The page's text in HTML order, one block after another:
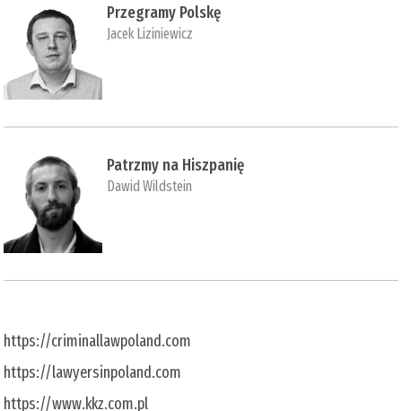
Przegramy Polskę
Jacek Liziniewicz
Patrzmy na Hiszpanię
Dawid Wildstein
https://criminallawpoland.com
https://lawyersinpoland.com
https://www.kkz.com.pl